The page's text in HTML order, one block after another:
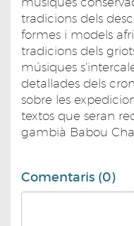
tradicions dels
formes i models
tradicions dels
músiques
detallades dels
sobre les
textos que seran
gambià Babou
Comentaris (0)